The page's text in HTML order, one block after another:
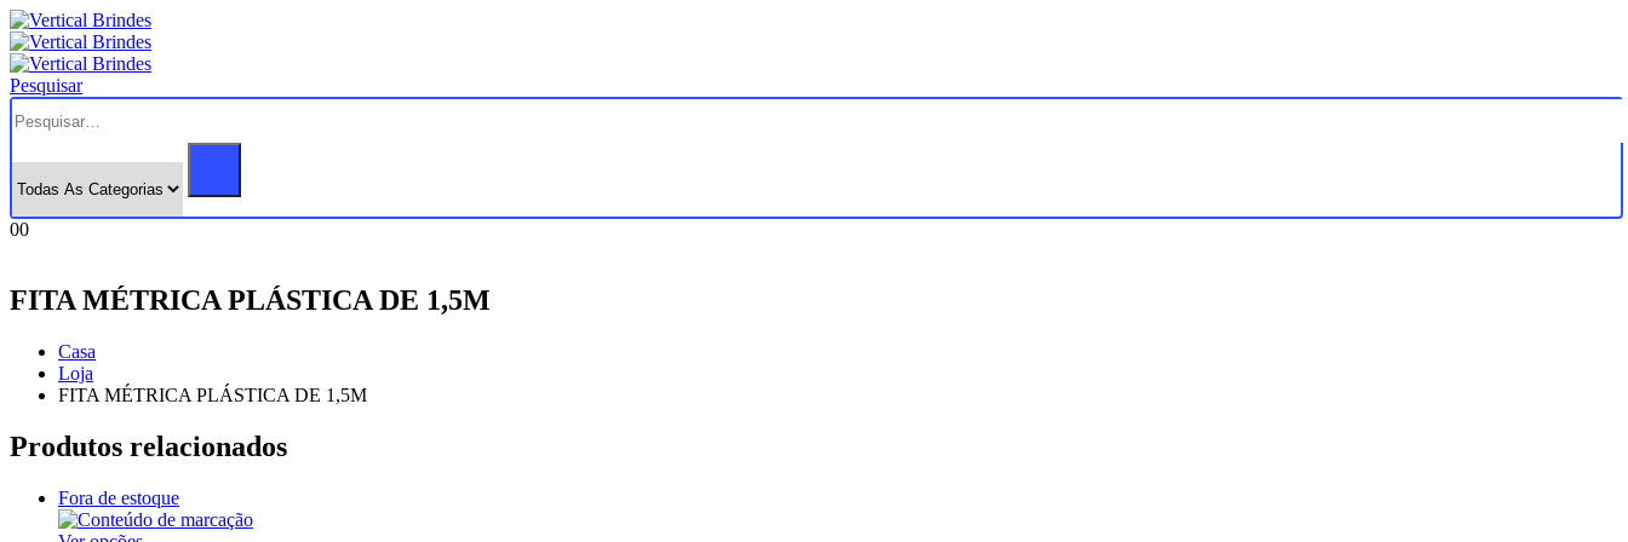
Pesquisar
00
FITA MÉTRICA PLÁSTICA DE 1,5M
Casa
Loja
FITA MÉTRICA PLÁSTICA DE 1,5M
Produtos relacionados
Fora de estoque